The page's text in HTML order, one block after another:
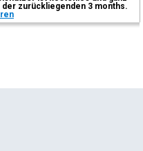
zurückliegenden 3 months.